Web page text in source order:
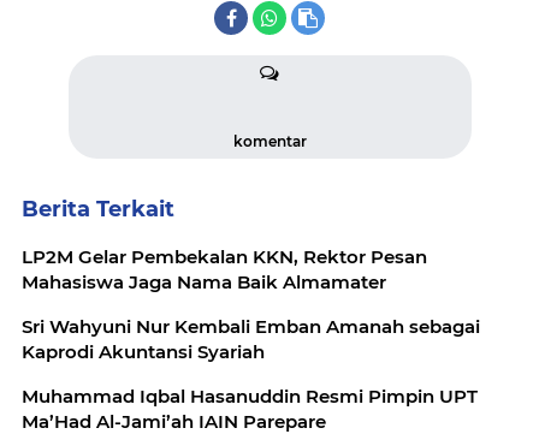
komentar
Berita Terkait
LP2M Gelar Pembekalan KKN, Rektor Pesan
Mahasiswa Jaga Nama Baik Almamater
Sri Wahyuni Nur Kembali Emban Amanah sebagai
Kaprodi Akuntansi Syariah
Muhammad Iqbal Hasanuddin Resmi Pimpin UPT
Ma’Had Al-Jami’ah IAIN Parepare